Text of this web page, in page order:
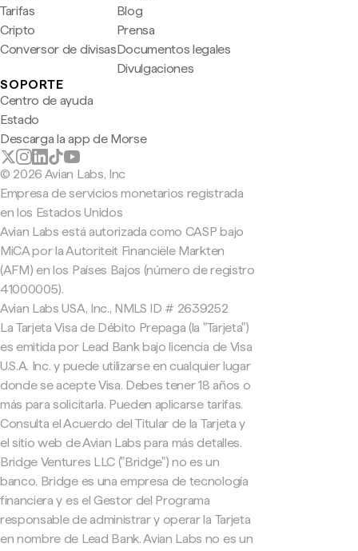
Tarifas
Cripto
Conversor de divisas
Blog
Prensa
Documentos legales
Divulgaciones
SOPORTE
Centro de ayuda
Estado
Descarga la app de Morse
© 2026 Avian Labs, Inc
Empresa de servicios monetarios registrada
en los Estados Unidos
Avian Labs está autorizada como CASP bajo
MiCA por la Autoriteit Financiële Markten
(AFM) en los Países Bajos (número de registro
41000005).
Avian Labs USA, Inc., NMLS ID # 2639252
La Tarjeta Visa de Débito Prepaga (la "Tarjeta")
es emitida por Lead Bank bajo licencia de Visa
U.S.A. Inc. y puede utilizarse en cualquier lugar
donde se acepte Visa. Debes tener 18 años o
más para solicitarla. Pueden aplicarse tarifas.
Consulta el Acuerdo del Titular de la Tarjeta y
el sitio web de Avian Labs para más detalles.
Bridge Ventures LLC ("Bridge") no es un
banco. Bridge es una empresa de tecnología
financiera y es el Gestor del Programa
responsable de administrar y operar la Tarjeta
en nombre de Lead Bank. Avian Labs no es un